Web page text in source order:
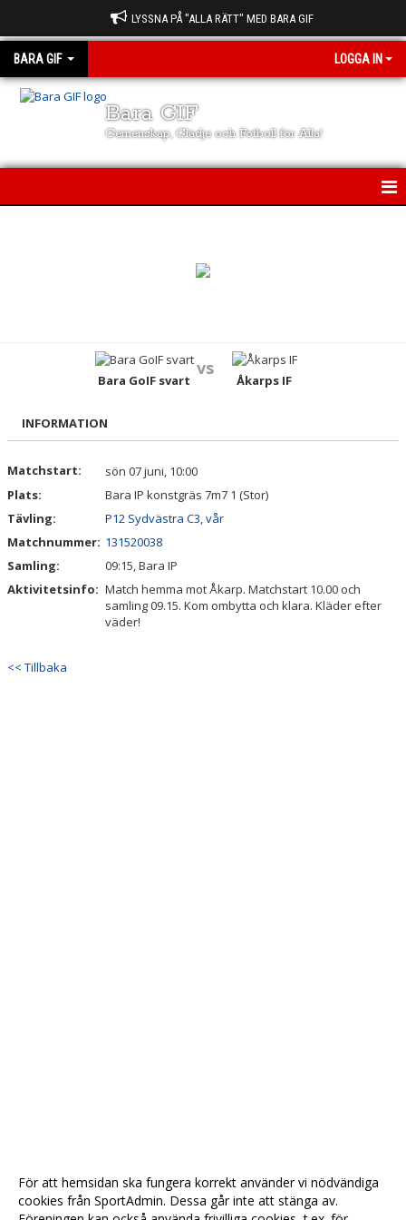
LYSSNA PÅ "ALLA RÄTT" MED BARA GIF
BARA GIF LOGGA IN
Bara GIF
Gemenskap, Glädje och Fotboll för Alla!
MATCHER
OLYCKA
DOKUMENT
Bara GoIF svart
vs
Åkarps IF
INFORMATION
Matchstart:
sön 07 juni, 10:00
Plats:
Bara IP konstgräs 7m7 1 (Stor)
Tävling:
P12 Sydvästra C3, vår
Matchnummer: 131520038
Samling:
09:15, Bara IP
Aktivitetsinfo: Match hemma mot Åkarp. Matchstart 10.00 och
samling 09.15. Kom ombytta och klara. Kläder efter
väder!
<< Tillbaka
För att hemsidan ska fungera korrekt använder vi nödvändiga
cookies från SportAdmin. Dessa går inte att stänga av.